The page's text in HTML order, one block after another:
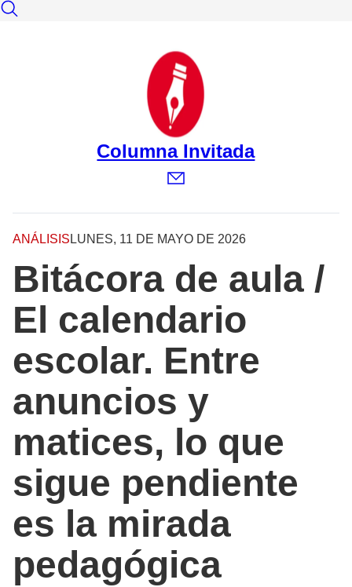
Columna Invitada
ANÁLISIS LUNES, 11 DE MAYO DE 2026
Bitácora de aula /
El calendario
escolar. Entre
anuncios y
matices, lo que
sigue pendiente
es la mirada
pedagógica